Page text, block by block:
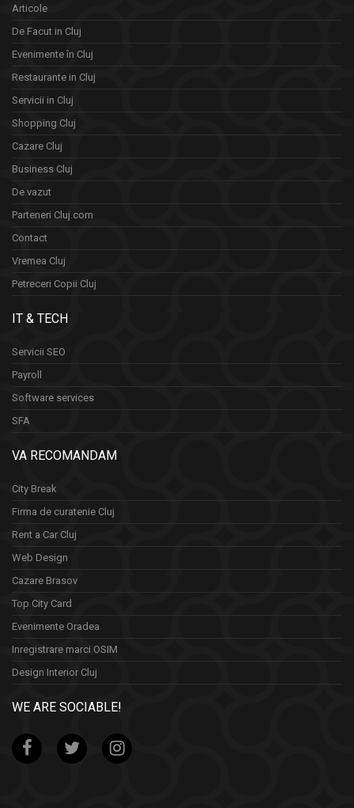
Articole
De Facut in Cluj
Evenimente în Cluj
Restaurante in Cluj
Servicii in Cluj
Shopping Cluj
Cazare Cluj
Business Cluj
De vazut
Parteneri Cluj.com
Contact
Vremea Cluj
Petreceri Copii Cluj
IT & TECH
Servicii SEO
Payroll
Software services
SFA
VA RECOMANDAM
City Break
Firma de curatenie Cluj
Rent a Car Cluj
Web Design
Cazare Brasov
Top City Card
Evenimente Oradea
Inregistrare marci OSIM
Design Interior Cluj
WE ARE SOCIABLE!